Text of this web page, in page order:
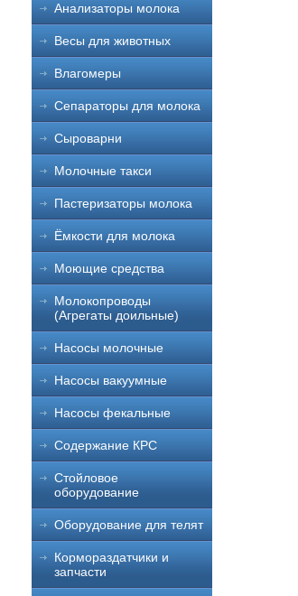
Анализаторы молока
Весы для животных
Влагомеры
Сепараторы для молока
Сыроварни
Молочные такси
Пастеризаторы молока
Ёмкости для молока
Моющие средства
Молокопроводы
(Агрегаты доильные)
Насосы молочные
Насосы вакуумные
Насосы фекальные
Содержание КРС
Стойловое
оборудование
Оборудование для телят
Кормораздатчики и
запчасти